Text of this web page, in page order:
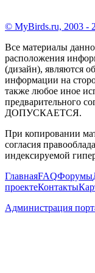
© MyBirds.ru, 2003 -
Все материалы
расположения
(дизайн), являются
информации на
также любое иное
предварительного
ДОПУСКАЕТСЯ.
При копировании
согласия
индексируемой
ГлавнаяFAQФорумы
проектеКонтакты
Администрация